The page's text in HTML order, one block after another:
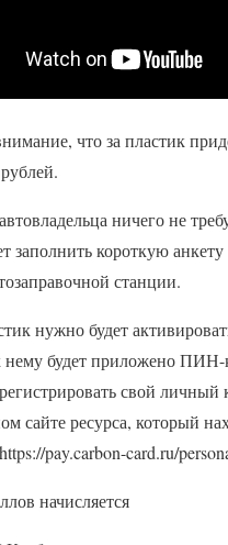
что за пластик
ничего не
заполнить короткую анкету
станции.
нужно будет
нему будет приложено
свой личный
сайте ресурса, который
pay.carbon-card.ru/
начисляется